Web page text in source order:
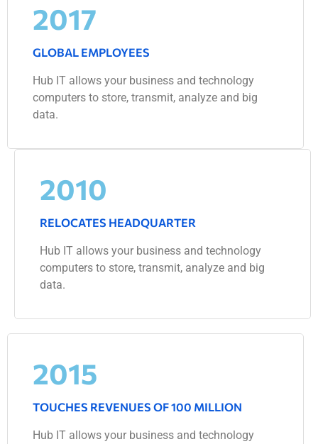
2017
GLOBAL EMPLOYEES
Hub IT allows your business and technology
computers to store, transmit, analyze and big
data.
2010
RELOCATES HEADQUARTER
Hub IT allows your business and technology
computers to store, transmit, analyze and big
data.
2015
TOUCHES REVENUES OF 100 MILLION
Hub IT allows your business and technology